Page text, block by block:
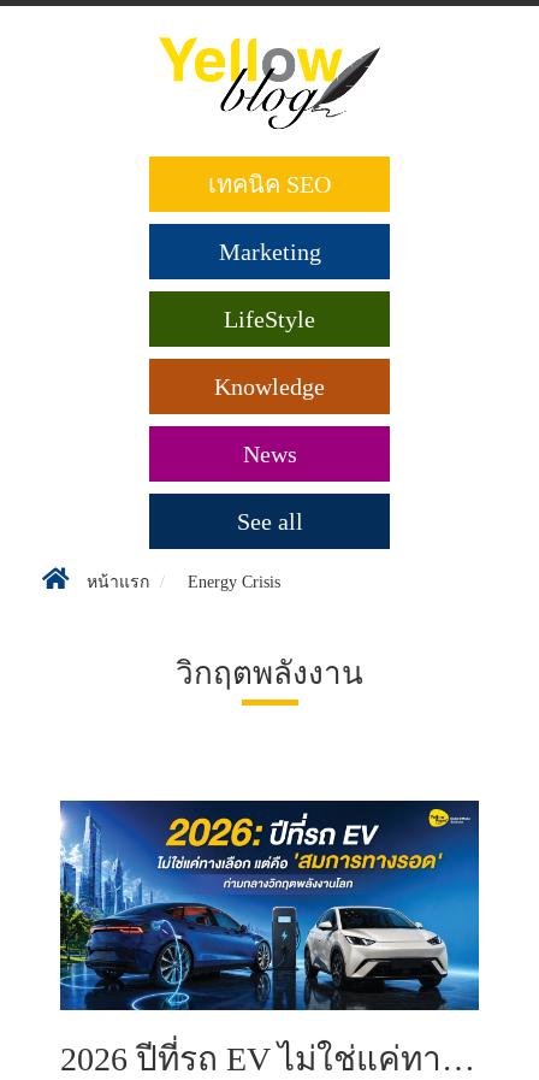
เทคนิค SEO
Marketing
LifeStyle
Knowledge
News
See all
หน้าแรก Energy Crisis
วิกฤตพลังงาน
2026 ปีที่รถ EV ไม่ใช่แค่ทางเลือก แต่คือ 'สมการทางรอด' ท่ามกลางวิกฤตพลังงานโลก